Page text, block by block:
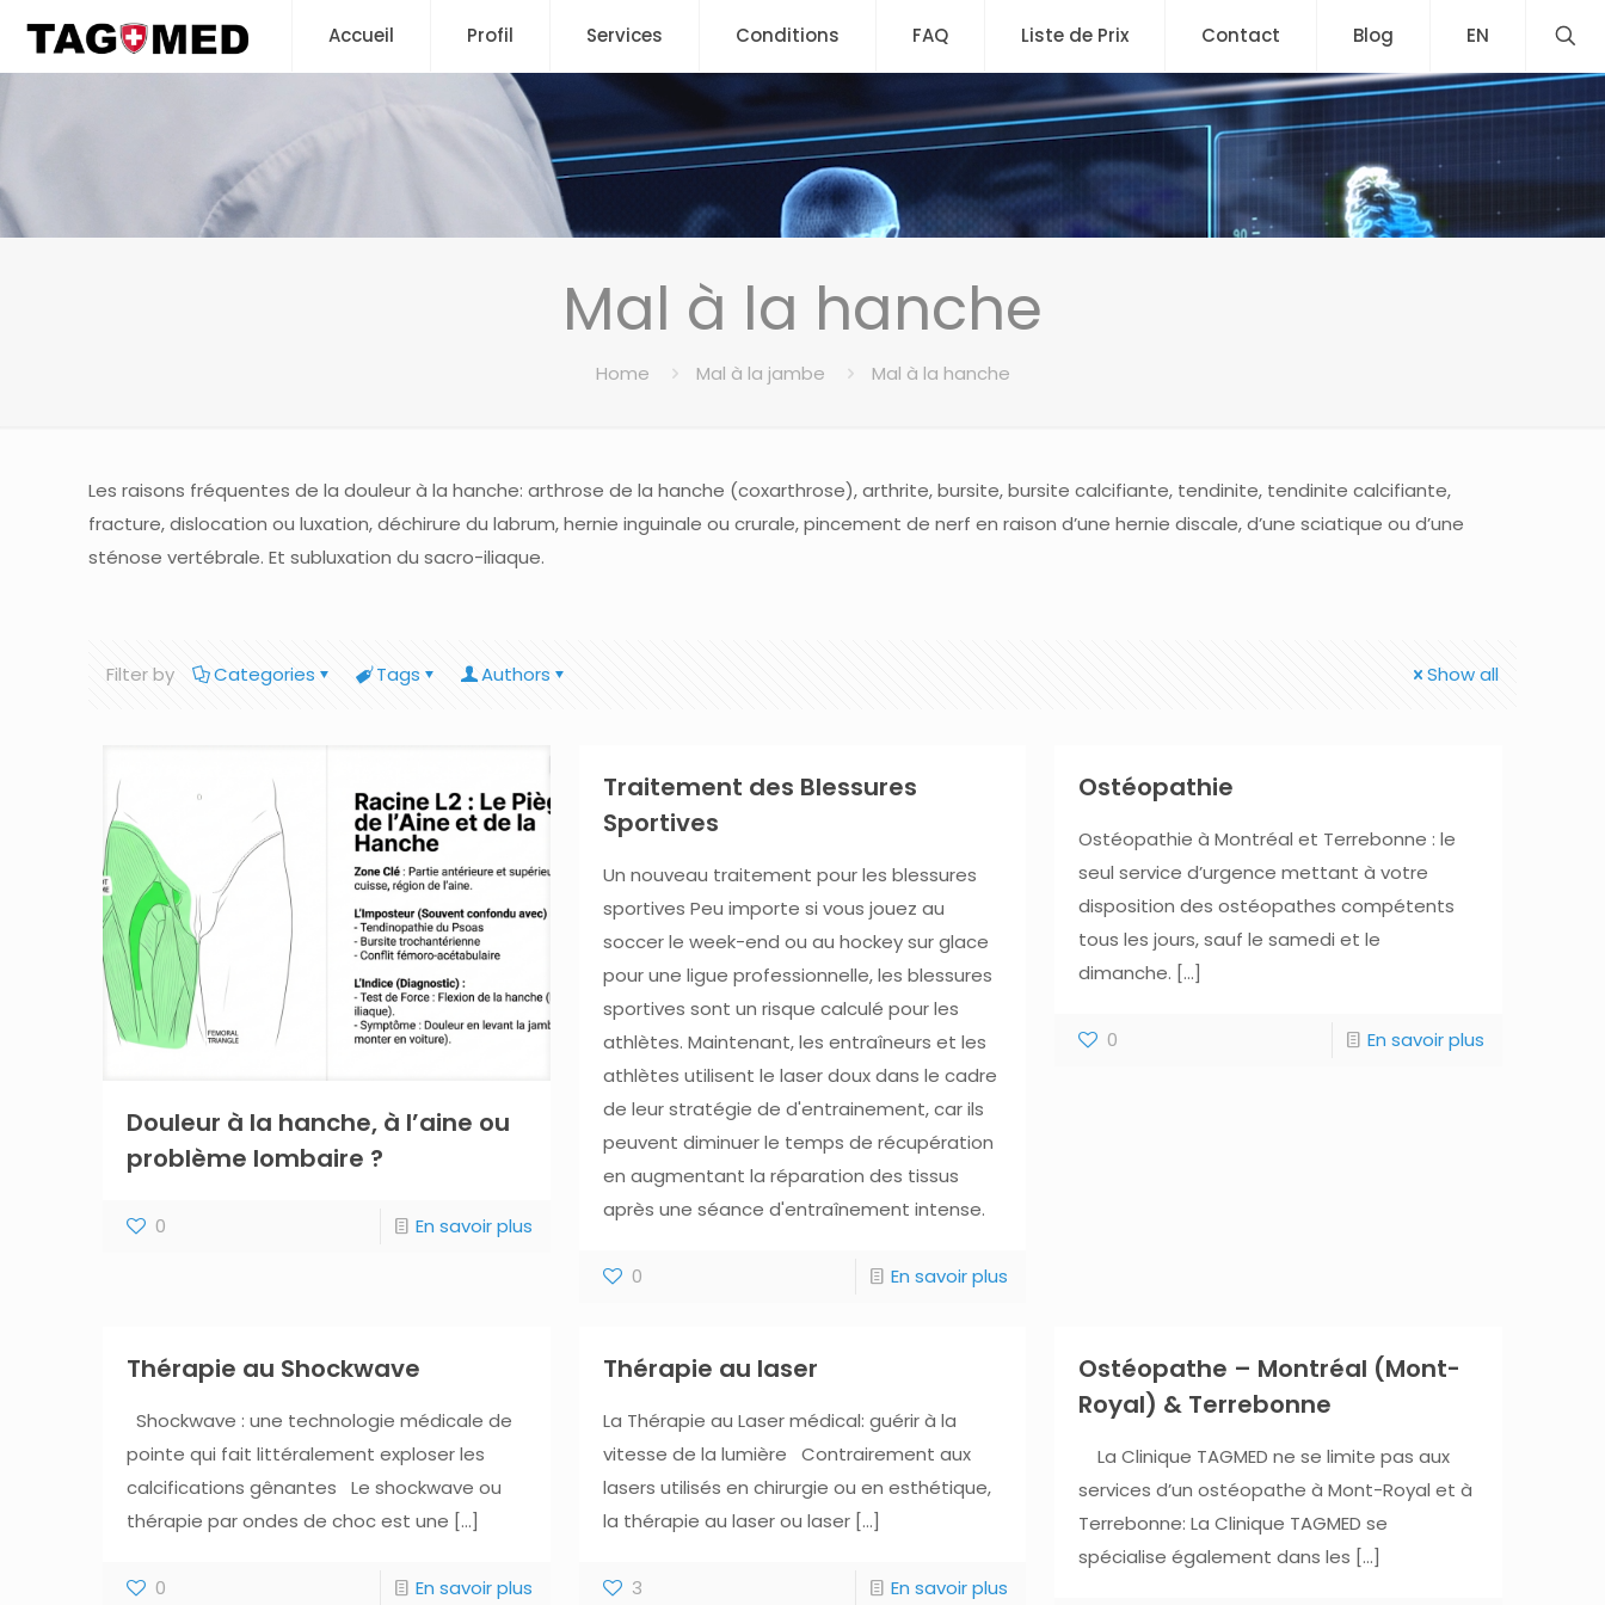
Accueil Profil Services Conditions FAQ Liste de Prix Contact Blog EN
Mal à la hanche
Home Mal à la jambe Mal à la hanche
Les raisons fréquentes de la douleur à la hanche: arthrose de la hanche (coxarthrose), arthrite, bursite, bursite calcifiante, tendinite, tendinite calcifiante,
fracture, dislocation ou luxation, déchirure du labrum, hernie inguinale ou crurale, pincement de nerf en raison d’une hernie discale, d’une sciatique ou d’une
sténose vertébrale. Et subluxation du sacro-iliaque.
Filter by Categories Tags Authors Show all
Douleur à la hanche, à l’aine ou
problème lombaire ?
0 En savoir plus
Traitement des Blessures
Sportives
Un nouveau traitement pour les blessures
sportives Peu importe si vous jouez au
soccer le week-end ou au hockey sur glace
pour une ligue professionnelle, les blessures
sportives sont un risque calculé pour les
athlètes. Maintenant, les entraîneurs et les
athlètes utilisent le laser doux dans le cadre
de leur stratégie de d'entrainement, car ils
peuvent diminuer le temps de récupération
en augmentant la réparation des tissus
après une séance d'entraînement intense.
0 En savoir plus
Ostéopathie
Ostéopathie à Montréal et Terrebonne : le
seul service d’urgence mettant à votre
disposition des ostéopathes compétents
tous les jours, sauf le samedi et le
dimanche. […]
0 En savoir plus
Thérapie au Shockwave
Shockwave : une technologie médicale de
pointe qui fait littéralement exploser les
calcifications gênantes Le shockwave ou
thérapie par ondes de choc est une […]
0 En savoir plus
Thérapie au laser
La Thérapie au Laser médical: guérir à la
vitesse de la lumière Contrairement aux
lasers utilisés en chirurgie ou en esthétique,
la thérapie au laser ou laser[…]
3 En savoir plus
Ostéopathe – Montréal (Mont-
Royal) & Terrebonne
La Clinique TAGMED ne se limite pas aux
services d’un ostéopathe à Mont-Royal et à
Terrebonne: La Clinique TAGMED se
spécialise également dans les […]